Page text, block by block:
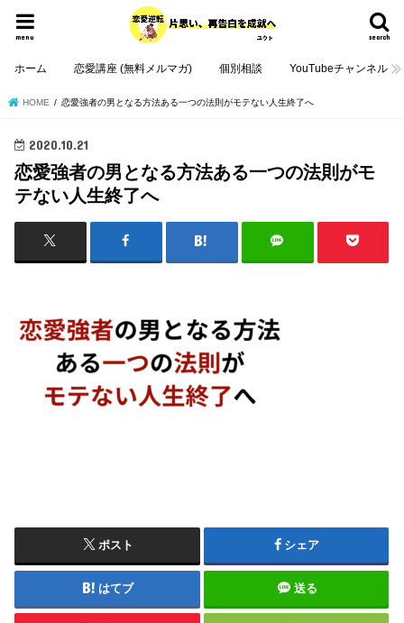
search
menu
ホーム 恋愛講座 (無料メルマガ) 個別相談 YouTubeチャンネル
HOME 恋愛強者の男となる方法ある一つの法則がモテない人生終了へ
2020.10.21
恋愛強者の男となる方法ある一つの法則がモ
テない人生終了へ
ポスト シェア
はてブ 送る